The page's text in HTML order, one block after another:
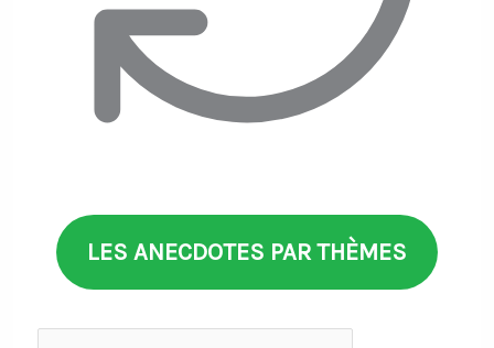
LES ANECDOTES PAR THÈMES